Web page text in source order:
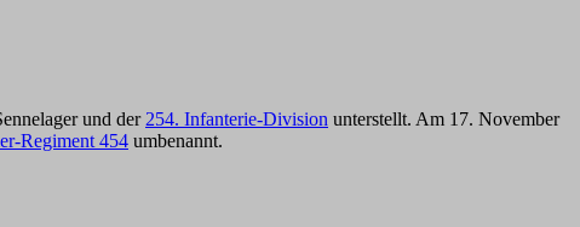
und der 254. Infanterie-Division unterstellt. Am 17. November
Regiment 454 umbenannt.